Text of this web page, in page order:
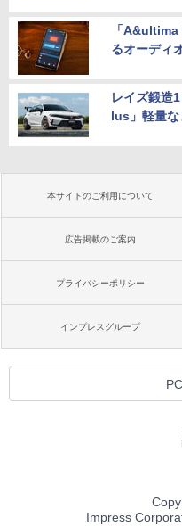
「
るオーディ
レイズ鍛造
lus」軽量な
本サイトのご利用について
広告掲載のご案内
プライバシーポリシー
インプレスグループ
Impress